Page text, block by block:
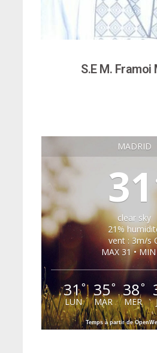
S.E M. Framoi
MADRID
31
clear sky
21%
vent : 3m/s
MAX 31 •
31°
LUN
35°
MAR
38°
MER
Temps à partir de